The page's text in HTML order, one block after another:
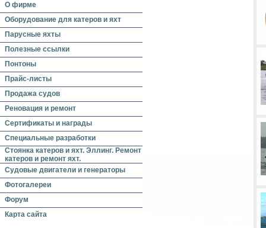
О фирме
Оборудование для катеров и яхт
Парусные яхты
Полезные ссылки
Понтоны
Прайс-листы
Продажа судов
Реновация и ремонт
Сертификаты и награды
Специальные разработки
Стоянка катеров и яхт. Эллинг. Ремонт
катеров и ремонт яхт.
Судовые двигатели и генераторы
Фотогалереи
Форум
Карта сайта